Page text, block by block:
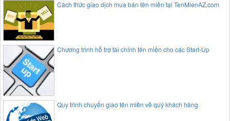
Cách thức giao dịch mua bán tên miền tại TenMienAZ.com
Chương trình hỗ trợ tài chính tên miền cho các Start-Up
Quy trình chuyển giao tên miền về quý khách hàng